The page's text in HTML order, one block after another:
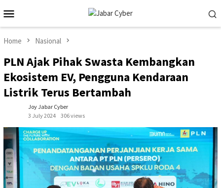
to
contentMenu
Home Nasional
PLN Ajak Pihak Swasta Kembangkan
Ekosistem EV, Pengguna Kendaraan
Listrik Terus Bertambah
Joy Jabar Cyber
3 July 2024
306 views